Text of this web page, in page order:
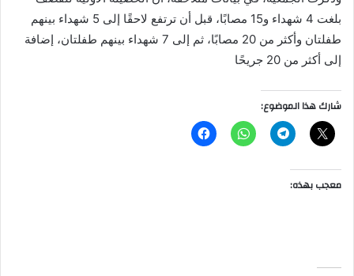
بلغت 4 شهداء و15 مصابًا، قبل أن ترتفع لاحقًا إلى 5 شهداء بينهم
طفلتان وأكثر من 20 مصابًا، ثم إلى 7 شهداء بينهم طفلتان، إضافة
إلى أكثر من 20 جريحًا
شارك هذا الموضوع:
معجب بهذه: